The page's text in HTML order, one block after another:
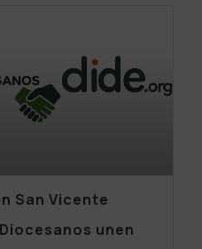
San Vicente
unen